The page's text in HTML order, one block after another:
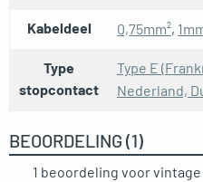
Kabeldeel 0,75mm²,
Type
stopcontact
Type E
Nederland,
BEOORDELING (1)
1 beoordeling voor